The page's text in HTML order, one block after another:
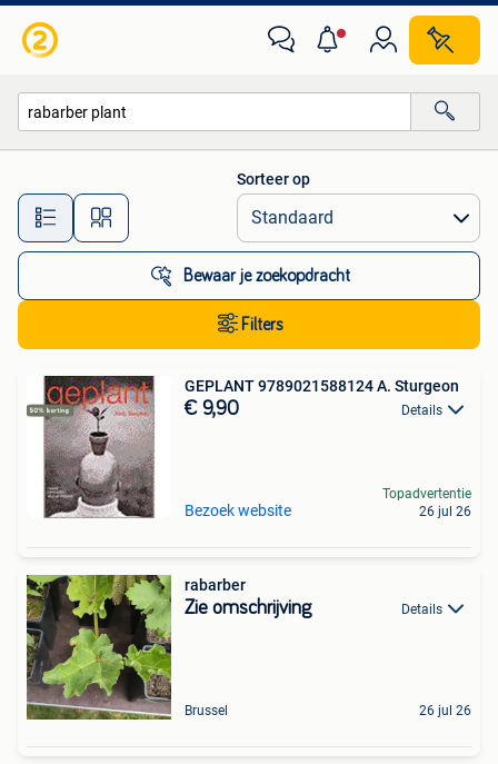
Alle afstanden…
Sorteer op
Bewaar je zoekopdracht
Filters
GEPLANT 9789021588124 A. Sturgeon
€ 9,90 Details
Bezoek website
Topadvertentie
26 jul 26
rabarber
Zie omschrijving Details
Brussel 26 jul 26